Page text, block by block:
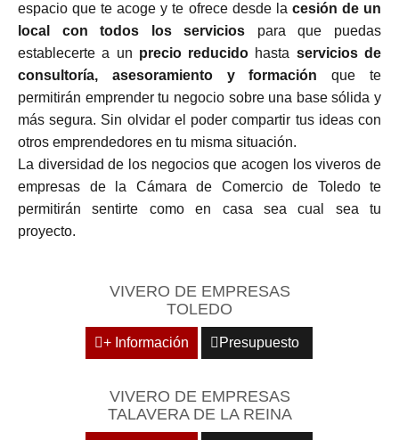
espacio que te acoge y te ofrece desde la cesión de un
local con todos los servicios para que puedas
establecerte a un precio reducido hasta servicios de
consultoría, asesoramiento y formación que te
permitirán emprender tu negocio sobre una base sólida y
más segura. Sin olvidar el poder compartir tus ideas con
otros emprendedores en tu misma situación.
La diversidad de los negocios que acogen los viveros de
empresas de la Cámara de Comercio de Toledo te
permitirán sentirte como en casa sea cual sea tu
proyecto.
VIVERO DE EMPRESAS
TOLEDO
+ Información Presupuesto
VIVERO DE EMPRESAS
TALAVERA DE LA REINA